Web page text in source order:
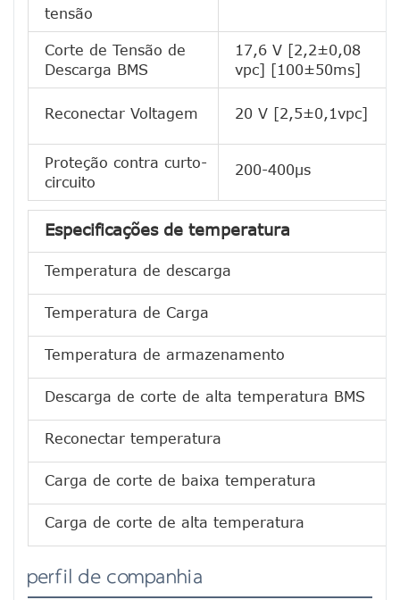
tensão
Corte de Tensão de
Descarga BMS
17,6 V [2,2±0,08
vpc] [100±50ms]
Reconectar Voltagem 20 V [2,5±0,1vpc]
Proteção contra curto-
circuito
200-400μs
Especificações de temperatura
Temperatura de descarga
Temperatura de Carga
Temperatura de armazenamento
Descarga de corte de alta temperatura BMS
Reconectar temperatura
Carga de corte de baixa temperatura
Carga de corte de alta temperatura
perfil de companhia